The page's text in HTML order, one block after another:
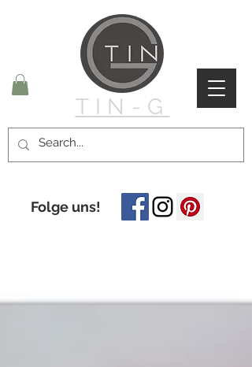
TIN-G
Folge uns!